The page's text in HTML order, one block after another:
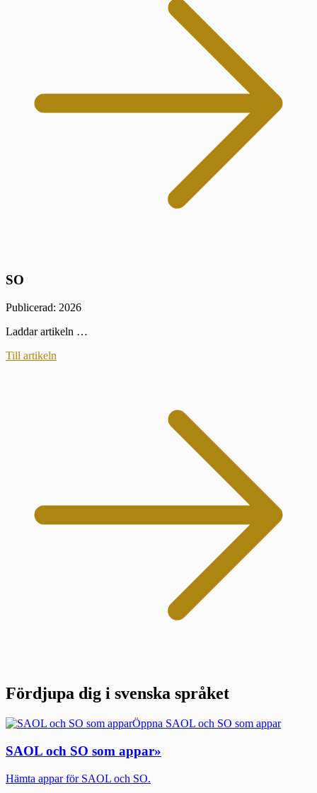
SO
Publicerad: 2026
Laddar artikeln …
Till artikeln
Fördjupa dig i svenska språket
Öppna SAOL och SO som appar
SAOL och SO som appar»
Hämta appar för SAOL och SO.